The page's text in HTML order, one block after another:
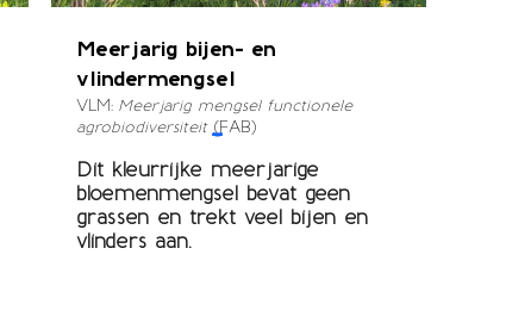
Meerjarig bijen- en
vlindermengsel
VLM: Meerjarig mengsel functionele
agrobiodiversiteit(FAB)
Dit kleurrijke meerjarige
bloemenmengsel bevat geen
grassen en trekt veel bijen en
vlinders aan.